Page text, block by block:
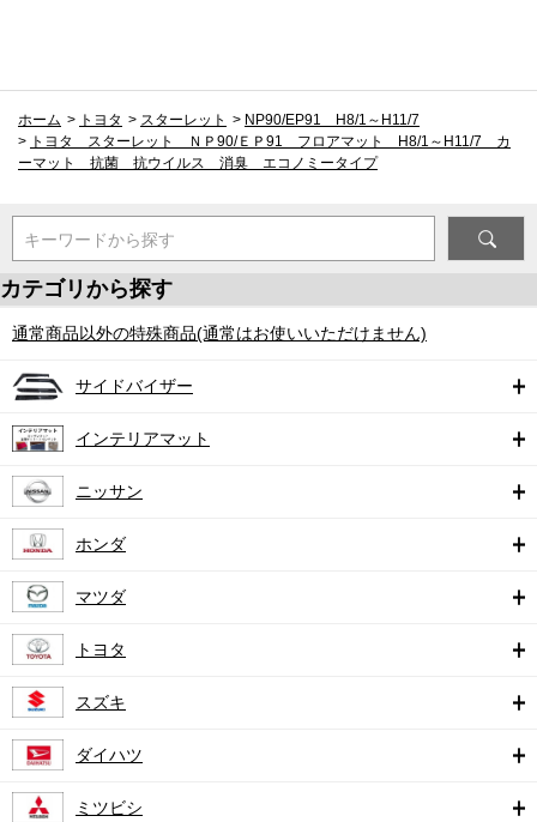
ホーム > トヨタ > スターレット > NP90/EP91 H8/1～H11/7
> トヨタ スターレット ＮＰ90/ＥＰ91 フロアマット H8/1～H11/7 カ
ーマット 抗菌 抗ウイルス 消臭 エコノミータイプ
キーワードから探す
カテゴリから探す
通常商品以外の特殊商品(通常はお使いいただけません)
サイドバイザー
インテリアマット
ニッサン
ホンダ
マツダ
トヨタ
スズキ
ダイハツ
ミツビシ